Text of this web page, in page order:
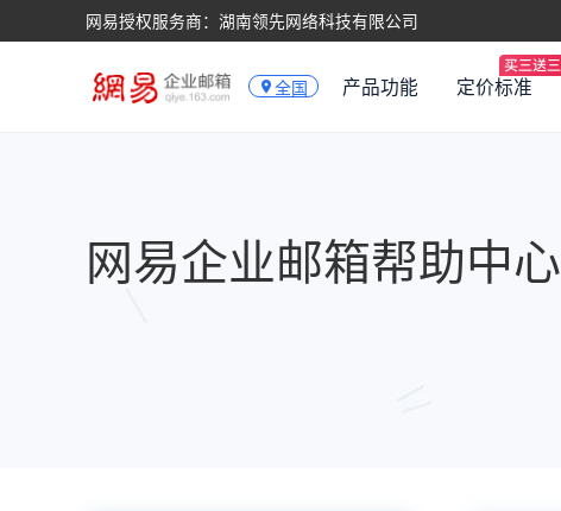
网易授权服务商：湖南领先网络科技有限公司
全国 产品功能 定价标准
网易企业邮箱帮助中心